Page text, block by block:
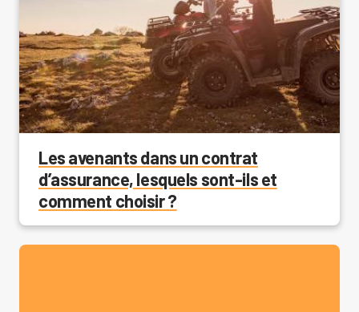
Les avenants dans un contrat
d’assurance, lesquels sont-ils et
comment choisir ?